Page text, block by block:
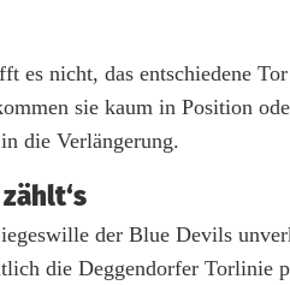
es nicht, das entschiedene
sie kaum in Position
die Verlängerung.
der Blue Devils
die Deggendorfer Torlinie